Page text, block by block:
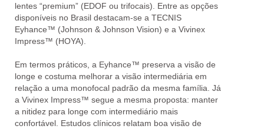
lentes “premium” (EDOF ou trifocais). Entre as opções
disponíveis no Brasil destacam-se a TECNIS
Eyhance™ (Johnson & Johnson Vision) e a Vivinex
Impress™ (HOYA).
Em termos práticos, a Eyhance™ preserva a visão de
longe e costuma melhorar a visão intermediária em
relação a uma monofocal padrão da mesma família. Já
a Vivinex Impress™ segue a mesma proposta: manter
a nitidez para longe com intermediário mais
confortável Estudos clínicos relatam boa visão de